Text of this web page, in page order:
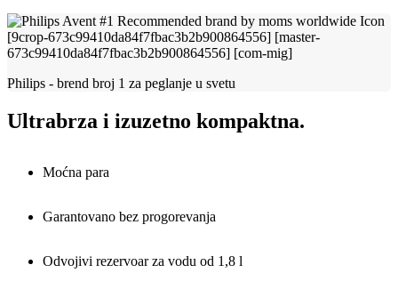
Philips - brend broj 1 za peglanje u svetu
Ultrabrza i izuzetno kompaktna.
Moćna para
Garantovano bez progorevanja
Odvojivi rezervoar za vodu od 1,8 l